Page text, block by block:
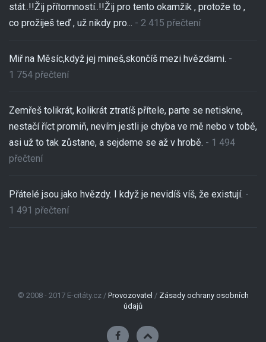
stát..!!Žij přítomností..!!Žij pro tento okamžik , protože to ,
co prožiješ teď , už nikdy pro... - 2 415 přečtení
Miř na Měsíc,když jej mineš,skončíš mezi hvězdami. -
1 754 přečtení
Zemřeš tolikrát, kolikrát ztratíš přítele, parte se netiskne,
nestačí říct promiň, nevím jestli je chyba ve mě nebo v tobě,
asi už to tak zůstane, a sejdeme se až v hrobě. - 1 494
přečtení
Přátelé jsou jako hvězdy. I když je nevidíš víš, že existují. -
1 491 přečtení
© 2008 - 2017 E-citáty.cz / Provozovatel / Zásady ochrany osobních
údajů